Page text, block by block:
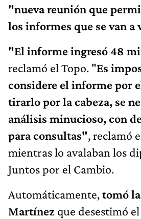
"nueva reunión que
los informes que se van a
"El informe ingresó 48
reclamó el Topo. "Es
considere el informe por
tirarlo por la cabeza, se
análisis minucioso, con
para consultas", reclamó
mientras lo avalaban los
Juntos por el Cambio.
Automáticamente,tomó
Martínez que desestimó